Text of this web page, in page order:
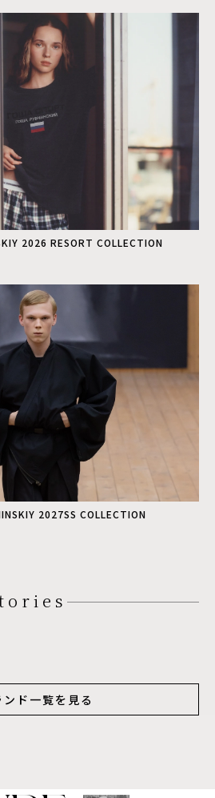
2026 RESORT COLLECTION
2027SS COLLECTION
ンド一覧を見る